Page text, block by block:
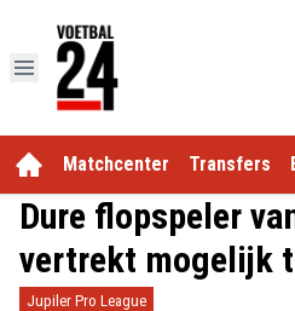
Matchcenter Transfers
Dure flopspeler
vertrekt mogelijk
Jupiler Pro League